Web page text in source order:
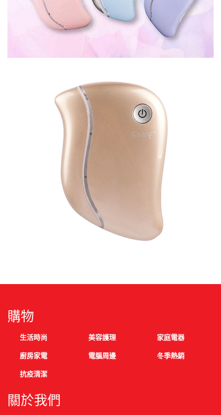
購物
生活時尚 美容護理
家庭電器
廚房家電
電腦周邊
冬季熱銷
抗疫清潔
關於我們